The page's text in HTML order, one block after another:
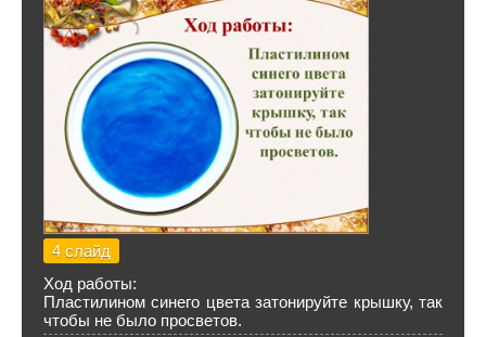
4 слайд
Ход работы:
Пластилином синего цвета затонируйте крышку, так
чтобы не было просветов.